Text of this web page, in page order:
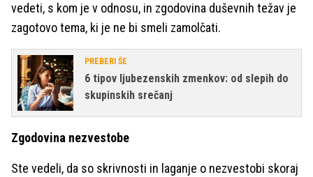
vedeti, s kom je v odnosu, in zgodovina duševnih težav je
zagotovo tema, ki je ne bi smeli zamolčati.
PREBERI ŠE
6 tipov ljubezenskih zmenkov: od slepih do
skupinskih srečanj
Zgodovina nezvestobe
Ste vedeli, da so skrivnosti in laganje o nezvestobi skoraj